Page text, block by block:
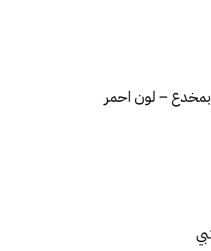
– لون احمر